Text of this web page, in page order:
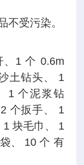
不受污染。
1 个 0.6m
土钻头、 1
1 个泥浆钻
个扳手、 1
块毛巾、 1
、 10 个 有